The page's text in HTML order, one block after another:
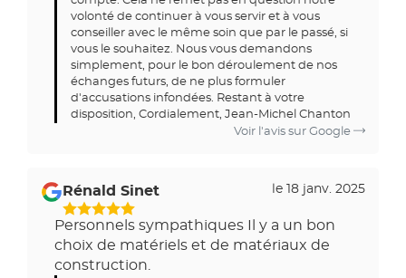
volonté de continuer à vous servir et à vous
conseiller avec le même soin que par le passé, si
vous le souhaitez. Nous vous demandons
simplement, pour le bon déroulement de nos
échanges futurs, de ne plus formuler
d'accusations infondées. Restant à votre
disposition, Cordialement, Jean-Michel Chanton
Voir l'avis sur Google
Rénald Sinet
5
Étoiles
Sur
5
le 18 janv. 2025
Personnels sympathiques Il y a un bon
choix de matériels et de matériaux de
construction.